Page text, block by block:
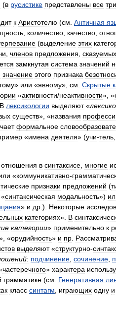
(в русистике представлены все три
к Аристотелю (см Античная
количество качество
(выделение этих
членов предложения сказуемых
замкнутая система значений
значение этого признака
» или «явному», см Скрытые
«активности​/​неактивности», «
В лексикологии выделяют«лексико
существ», «названия
формальное
«имена деятеля» (учи-тель
отношения в синтаксисе многие
«коммуникативно-
признаки предложений (
синтаксическая модальность»)
» и др .). Некоторые
категориях». В
категории» применительно к
«орудийность» и пр
выделяют«структурно-
: подчинение сочинение
частеречного» характера
грамматике (см Генеративная
класс синтагм играющих одну и